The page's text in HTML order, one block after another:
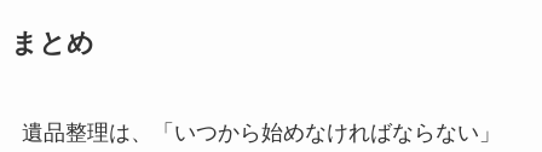
まとめ
遺品整理は、「いつから始めなければならない」